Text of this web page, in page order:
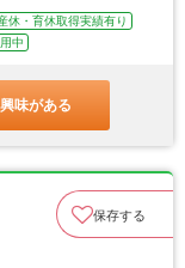
休・育休取得実績有り
中
味がある
保存する